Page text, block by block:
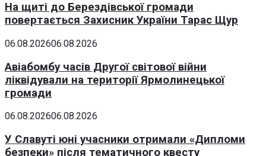
На щиті до Берездівської громади
повертається Захисник України Тарас Щур
06.08.202606.08.2026
Авіабомбу часів Другої світової війни
ліквідували на території Ярмолинецької
громади
06.08.202606.08.2026
У Славуті юні учасники отримали «Дипломи
безпеки» після тематичного квесту